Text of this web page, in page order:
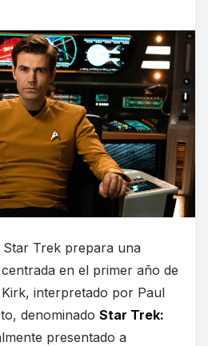
Trek prepara una
en el primer año de
interpretado por Paul
denominado Star Trek:
presentado a